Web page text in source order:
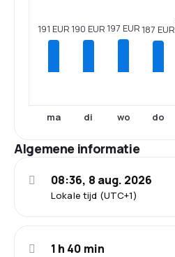
191 EUR
ma
190 EUR
di
197 EUR
wo
187 EUR
do
Algemene informatie
Lokale tijd (UTC+1)
08:36, 8 aug. 2026
1 h 40 min